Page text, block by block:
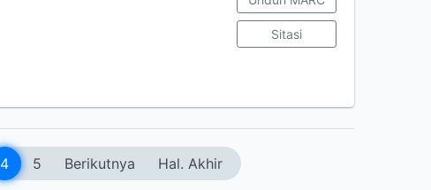
Sitasi
4 5 Berikutnya Hal. Akhir